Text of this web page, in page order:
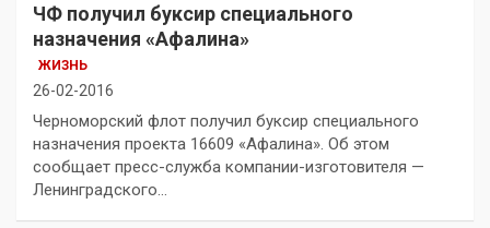
ЧФ получил буксир специального
назначения «Афалина»
ЖИЗНЬ
26-02-2016
Черноморский флот получил буксир специального
назначения проекта 16609 «Афалина». Об этом
сообщает пресс-служба компании-изготовителя —
Ленинградского…